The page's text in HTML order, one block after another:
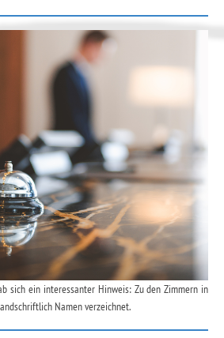
sich ein interessanter Hinweis: Zu den Zimmern in
Namen verzeichnet.